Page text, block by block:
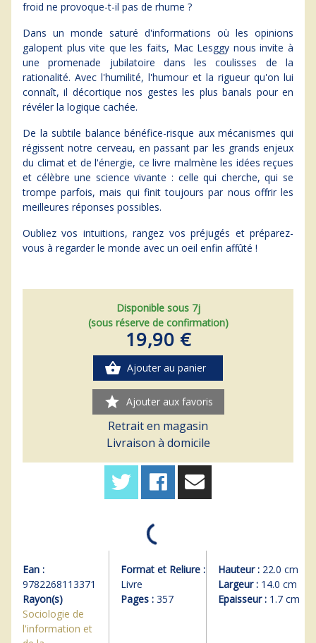
froid ne provoque-t-il pas de rhume ?
Dans un monde saturé d'informations où les opinions
galopent plus vite que les faits, Mac Lesggy nous invite à
une promenade jubilatoire dans les coulisses de la
rationalité. Avec l'humilité, l'humour et la rigueur qu'on lui
connaît, il décortique nos gestes les plus banals pour en
révéler la logique cachée.
De la subtile balance bénéfice-risque aux mécanismes qui
régissent notre cerveau, en passant par les grands enjeux
du climat et de l'énergie, ce livre malmène les idées reçues
et célèbre une science vivante : celle qui cherche, qui se
trompe parfois, mais qui finit toujours par nous offrir les
meilleures réponses possibles.
Oubliez vos intuitions, rangez vos préjugés et préparez-
vous à regarder le monde avec un oeil enfin affûté !
Disponible sous 7j
(sous réserve de confirmation)
19,90 €
shopping_basket Ajouter au panier
star Ajouter aux favoris
Retrait en magasin
Livraison à domicile
Ean :
9782268113371
Rayon(s)
Sociologie de
l'information et
Format et Reliure :
Livre
Pages :357
Hauteur : 22.0 cm
Largeur : 14.0 cm
Epaisseur : 1.7 cm